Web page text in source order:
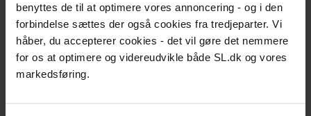
benyttes de til at optimere vores annoncering - og i den
forbindelse sættes der også cookies fra tredjeparter. Vi
håber, du accepterer cookies - det vil gøre det nemmere
for os at optimere og videreudvikle både SL.dk og vores
markedsføring.
2025
Social- og Boligstyrelsen